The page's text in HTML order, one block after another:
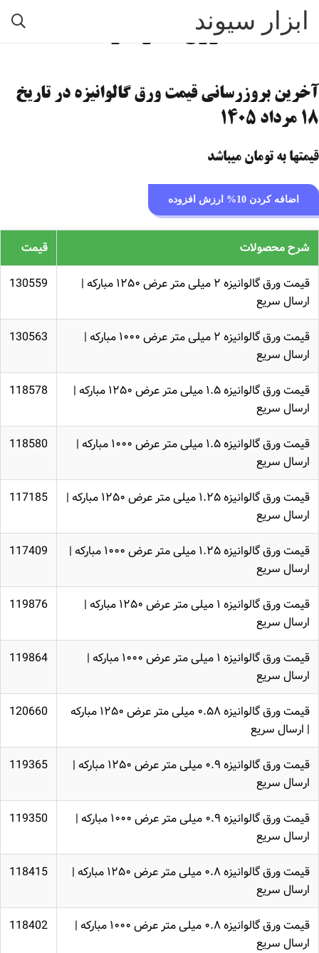
ابزار سیوندورق گالوانیزه
آخرین بروزرسانی قیمت ورق گالوانیزه در تاریخ
۱۸ مرداد ۱۴۰۵
قیمتها به تومان میباشد
اضافه کردن 10% ارزش افزوده
شرح محصولات
قیمت
قیمت ورق گالوانیزه ۲ میلی متر عرض ۱۲۵۰ مبارکه |
ارسال سریع
130559
قیمت ورق گالوانیزه ۲ میلی متر عرض ۱۰۰۰ مبارکه |
ارسال سریع
130563
قیمت ورق گالوانیزه ۱.۵ میلی متر عرض ۱۲۵۰ مبارکه |
ارسال سریع
118578
قیمت ورق گالوانیزه ۱.۵ میلی متر عرض ۱۰۰۰ مبارکه |
ارسال سریع
118580
قیمت ورق گالوانیزه ۱.۲۵ میلی متر عرض ۱۲۵۰ مبارکه |
ارسال سریع
117185
قیمت ورق گالوانیزه ۱.۲۵ میلی متر عرض ۱۰۰۰ مبارکه |
ارسال سریع
117409
قیمت ورق گالوانیزه ۱ میلی متر عرض ۱۲۵۰ مبارکه |
ارسال سریع
119876
قیمت ورق گالوانیزه ۱ میلی متر عرض ۱۰۰۰ مبارکه |
ارسال سریع
119864
قیمت ورق گالوانیزه ۰.۵۸ میلی متر عرض ۱۲۵۰ مبارکه
| ارسال سریع
120660
قیمت ورق گالوانیزه ۰.۹ میلی متر عرض ۱۲۵۰ مبارکه |
ارسال سریع
119365
قیمت ورق گالوانیزه ۰.۹ میلی متر عرض ۱۰۰۰ مبارکه |
ارسال سریع
119350
قیمت ورق گالوانیزه ۰.۸ میلی متر عرض ۱۲۵۰ مبارکه |
ارسال سریع
118415
قیمت ورق گالوانیزه ۰.۸ میلی متر عرض ۱۰۰۰ مبارکه |
ارسال سریع
118402